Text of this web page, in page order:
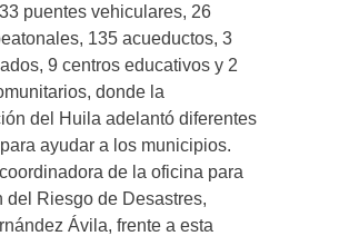
puentes vehiculares, 26
135 acueductos, 3
9 centros educativos y 2
donde la
del Huila adelantó diferentes
ayudar a los municipios.
de la oficina para
del Riesgo de Desastres,
Ávila, frente a esta